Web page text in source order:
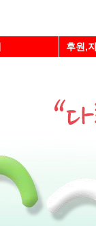
후원,